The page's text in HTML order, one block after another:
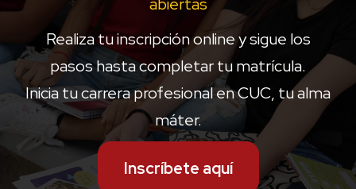
Realiza tu inscripción online y sigue los
pasos hasta completar tu matrícula.
Inicia tu carrera profesional en CUC, tu alma
máter.
Inscríbete aquí